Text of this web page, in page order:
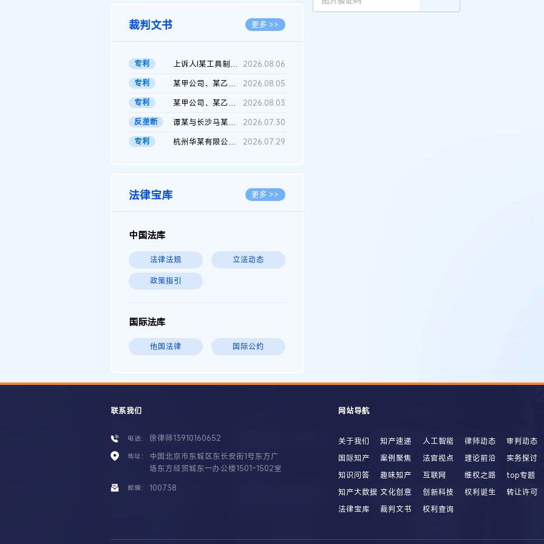
裁判文书 更多 >>
专利 上诉人I某工具制品有限公司与被上诉人程某及一审被告中华人民共和...
2026.08.06
专利
某甲公司、某乙公司、某丙公司申请诉前行为保全复议裁定书
2026.08.05
专利
某甲公司、某乙公司、官某与某丙公司专利申请权权属纠纷 二审判决...
2026.08.03
反垄断
谭某与长沙马某堆农产品股份有限公司滥用市场支配地位纠纷二审裁...
2026.07.30
专利
杭州华某有限公司与菲某有限公司侵害发明专利权纠纷 2026.07.29
法律宝库 更多 >>
中国法库
法律法规 立法动态
政策指引
国际法库
他国法律 国际公约
联系我们
电话： 徐律师13910160652
地址：
中国北京市东城区东长安街1号东方广
场东方经贸城东一办公楼1501-1502室
邮编： 100738
网站导航
关于我们 知产速递 人工智能 律师动态
审判动态
国际知产
案例聚焦 法官视点 理论前沿
实务探讨
知识问答
趣味知产 互联网 维权之路
top专题
知产大数据 文化创意 创新科技 权利诞生
转让许可
法律宝库
裁判文书 权利查询